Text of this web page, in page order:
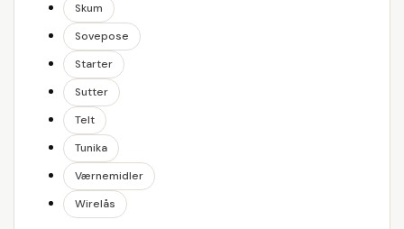
Skum
Sovepose
Starter
Sutter
Telt
Tunika
Værnemidler
Wirelås